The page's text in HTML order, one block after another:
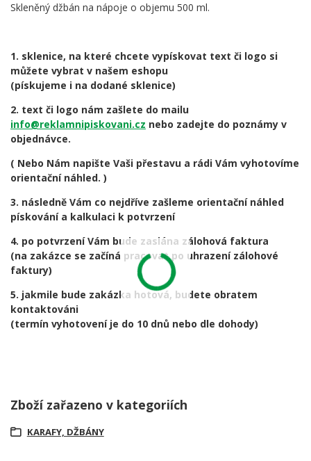
Skleněný džbán na nápoje o objemu 500 ml.
1. sklenice, na které chcete vypískovat text či logo si
můžete vybrat v našem eshopu
(pískujeme i na dodané sklenice)
2. text či logo nám zašlete do mailu
info@reklamnipiskovani.cz nebo zadejte do poznámy v
objednávce.
( Nebo Nám napište Vaši přestavu a rádi Vám vyhotovíme
orientační náhled. )
3. následně Vám co nejdříve zašleme orientační náhled
pískování a kalkulaci k potvrzení
4. po potvrzení Vám bude zaslána zálohová faktura
(na zakázce se začíná pracovat po uhrazení zálohové
faktury)
5. jakmile bude zakázka hotová, budete obratem
kontaktováni
(termín vyhotovení je do 10 dnů nebo dle dohody)
Zboží zařazeno v kategoriích
KARAFY, DŽBÁNY